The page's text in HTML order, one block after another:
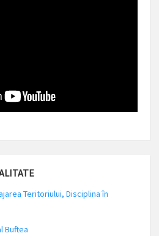
Teritoriului, Disciplina în
Buftea